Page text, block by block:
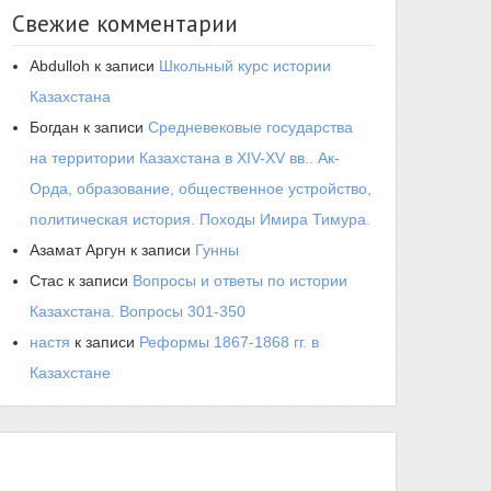
Свежие комментарии
Abdulloh к записи Школьный курс истории
Казахстана
Богдан к записи Средневековые государства
на территории Казахстана в XIV-XV вв.. Ак-
Орда, образование, общественное устройство,
политическая история. Походы Имира Тимура.
Азамат Аргун к записи Гунны
Стас к записи Вопросы и ответы по истории
Казахстана. Вопросы 301-350
настя к записи Реформы 1867-1868 гг. в
Казахстане